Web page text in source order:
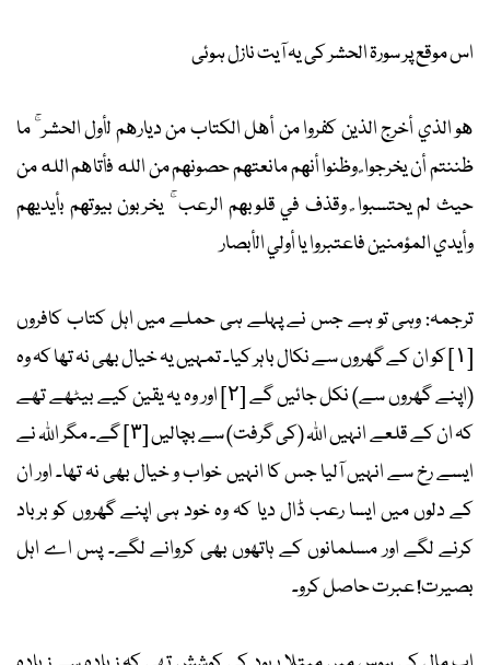
اس موقع پر سورۃ الحشر کی یہ آیت نازل ہوئی
هو الذي أخرج الذين كفروا من أهل الكتاب من ديارهم لأول الحشر ۚ ما
ظننتم أن يخرجوا ۖ وظنوا أنهم مانعتهم حصونهم من الله فأتاهم الله من
حيث لم يحتسبوا ۖ وقذف في قلوبهم الرعب ۚ يخربون بيوتهم بأيديهم
وأيدي المؤمنين فاعتبروا يا أولي الأبصار
ترجمہ: وہی تو ہے جس نے پہلے ہی حملے میں اہل کتاب کافروں
[١] کو ان کے گھروں سے نکال باہر کیا۔ تمہیں یہ خیال بھی نہ تھا کہ وہ
(اپنے گھروں سے) نکل جائیں گے [٢] اور وہ یہ یقین کیے بیٹھے تھے
کہ ان کے قلعے انہیں اللہ (کی گرفت) سے بچالیں [٣] گے۔ مگر اللہ نے
ایسے رخ سے انہیں آلیا جس کا انہیں خواب و خیال بھی نہ تھا۔ اور ان
کے دلوں میں ایسا رعب ڈال دیا کہ وہ خود ہی اپنے گھروں کو برباد
کرنے لگے اور مسلمانوں کے ہاتھوں بھی کروانے لگے۔ پس اے اہل
بصیرت! عبرت حاصل کرو۔